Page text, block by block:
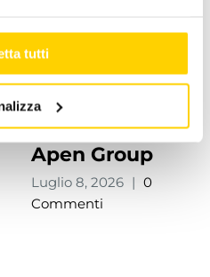
tutti
Gli
Stakeholder di
Apen Group
Luglio 8, 2026 | 0
Commenti